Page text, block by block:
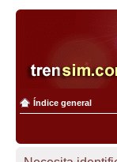
Índice general